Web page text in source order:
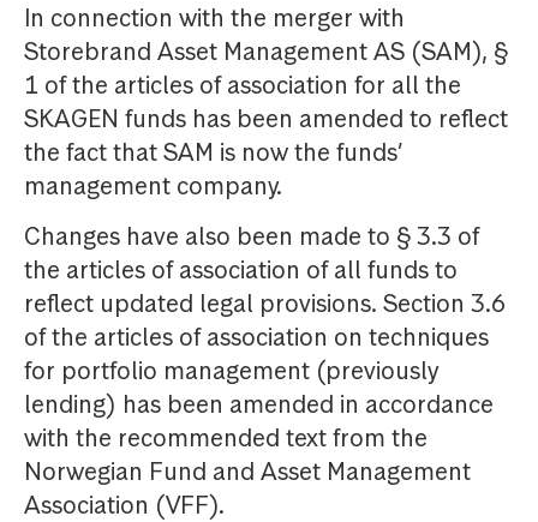
In connection with the merger with
Storebrand Asset Management AS (SAM), §
1 of the articles of association for all the
SKAGEN funds has been amended to reflect
the fact that SAM is now the funds’
management company.
Changes have also been made to § 3.3 of
the articles of association of all funds to
reflect updated legal provisions. Section 3.6
of the articles of association on techniques
for portfolio management (previously
lending) has been amended in accordance
with the recommended text from the
Norwegian Fund and Asset Management
Association (VFF).